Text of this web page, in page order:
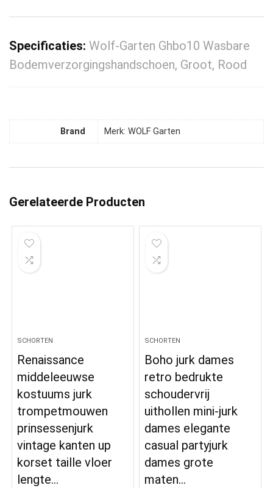
Specificaties: Wolf-Garten Ghbo10 Wasbare
Bodemverzorgingshandschoen, Groot, Rood
Brand Merk: WOLF Garten
Gerelateerde Producten
SCHORTEN
Renaissance
middeleeuwse
kostuums jurk
trompetmouwen
prinsessenjurk
vintage kanten up
korset taille vloer
lengte…
SCHORTEN
Boho jurk dames
retro bedrukte
schoudervrij
uithollen mini-jurk
dames elegante
casual partyjurk
dames grote
maten…